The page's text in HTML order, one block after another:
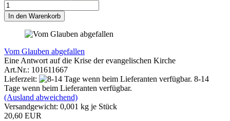
In den Warenkorb
Vom Glauben abgefallen
Eine Antwort auf die Krise der evangelischen Kirche
Art.Nr.: 101611667
Lieferzeit:
8-14
Tage wenn beim Lieferanten verfügbar.
(Ausland abweichend)
Versandgewicht: 0,001 kg je Stück
20,60 EUR